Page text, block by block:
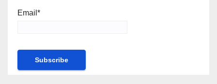
Email*